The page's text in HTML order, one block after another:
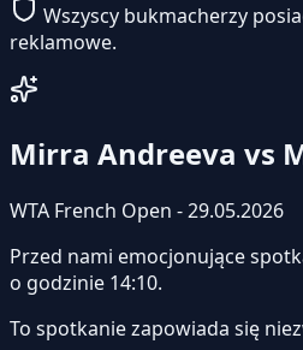
Wszyscy bukmacherzy
reklamowe.
Mirra Andreeva vs
WTA French Open - 29.05.2026
Przed nami emocjonujące
o godzinie 14:10.
To spotkanie zapowiada się